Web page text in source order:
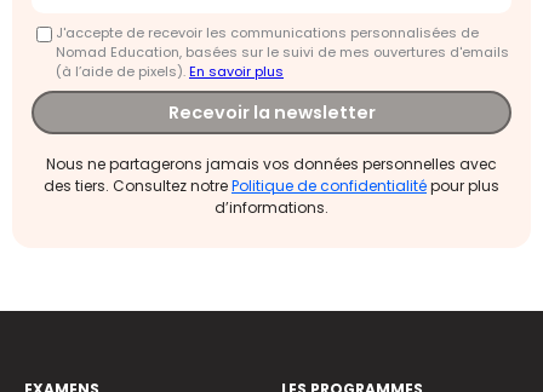
J'accepte de recevoir les communications personnalisées de
Nomad Education, basées sur le suivi de mes ouvertures d'emails
(à l’aide de pixels).En savoir plus
Recevoir la newsletter
Nous ne partagerons jamais vos données personnelles avec
des tiers. Consultez notrePolitique de confidentialitépour plus
d’informations.